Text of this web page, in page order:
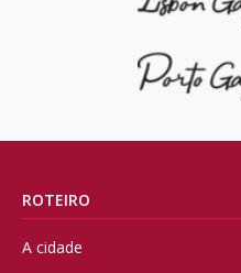
ROTEIRO
A cidade